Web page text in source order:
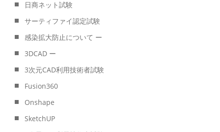
日商ネット試験
サーティファイ認定試験
感染拡大防止について ー
3DCAD ー
3次元CAD利用技術者試験
Fusion360
Onshape
SketchUP